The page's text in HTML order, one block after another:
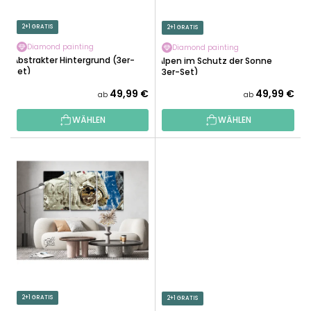
R
U
N
R
O
D
U
T
2+1 GRATIS
Diamond painting
Abstrakter Hintergrund (3er-
Set)
ab 49,99 €
WÄHLEN
2+1 GRATIS
Diamond painting
Alpen im Schutz der Sonne
(3er-Set)
ab 49,99 €
WÄHLEN
2+1 GRATIS 2+1 GRATIS